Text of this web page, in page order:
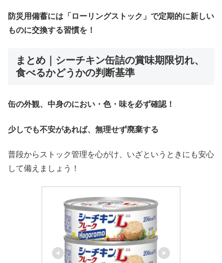
防災用備蓄には「ローリングストック」で定期的に新しい
ものに交換する習慣を！
まとめ｜シーチキン缶詰の賞味期限切れ、
食べるかどうかの判断基準
缶の外観、中身のにおい・色・味を必ず確認！
少しでも不安があれば、無理せず廃棄する
普段からストック管理を心がけ、いざというときにも安心
して備えましょう！